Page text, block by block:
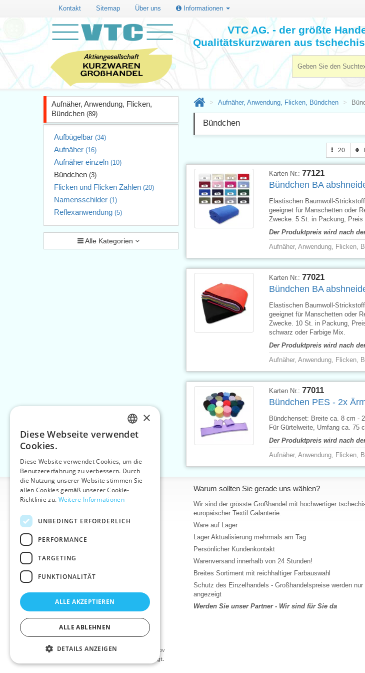
Kontakt Sitemap Über uns Informationen
VTC AG. - der größte
Qualitätskurzwaren aus
Aufnäher, Anwendung, Flicken,
Bündchen (89)
Aufbügelbar (34)
Aufnäher (16)
Aufnäher einzeln (10)
Bündchen (3)
Flicken und Flicken Zahlen (20)
Namensschilder (1)
Reflexanwendung (5)
Alle Kategorien
Aufnäher, Anwendung, Flicken, Bündchen
Bündchen
20
Karten Nr.: 77121
Bündchen BA
Elastischen Baumwoll-
geeignet für Manschetten oder
Zwecke. 5 St. in Packung, Preis
Der Produktpreis wird nach
Aufnäher, Anwendung, Flicken,
Karten Nr.: 77021
Bündchen BA
Elastischen Baumwoll-
geeignet für Manschetten oder
Zwecke. 10 St. in Packung,
schwarz oder Farbige Mix.
Der Produktpreis wird nach
Aufnäher, Anwendung, Flicken,
Karten Nr.: 77011
Bündchen PES - 2x
Bündchenset: Breite ca. 8 cm -
Für Gürtelweite, Umfang ca. 75
Der Produktpreis wird nach
Aufnäher, Anwendung, Flicken,
Informationen
Home
Über uns
personenbezogener Daten
Aktuelles
©2026 Kurzwaren-Großhandel - VTC AG., Uničov
Die Preise werden nach dem Login angezeigt.
Warum sollten Sie gerade uns wählen?
Wir sind der grösste Großhandel mit hochwertiger
europäischer Textil Galanterie.
Ware auf Lager
Lager Aktualisierung mehrmals am Tag
Persönlicher Kundenkontakt
Warenversand innerhalb von 24 Stunden!
Breites Sortiment mit reichhaltiger Farbauswahl
Schutz des Einzelhandels - Großhandelspreise werden
angezeigt
Werden Sie unser Partner - Wir sind für Sie da
CZECH
ENGLISH
×
Diese Webseite verwendet
Cookies.
Diese Website verwendet Cookies, um die
Benutzererfahrung zu verbessern. Durch
die Nutzung unserer Website stimmen Sie
allen Cookies gemäß unserer Cookie-
Richtlinie zu. Weitere Informationen
UNBEDINGT ERFORDERLICH
PERFORMANCE
TARGETING
FUNKTIONALITÄT
ALLE AKZEPTIEREN
ALLE ABLEHNEN
DETAILS ANZEIGEN